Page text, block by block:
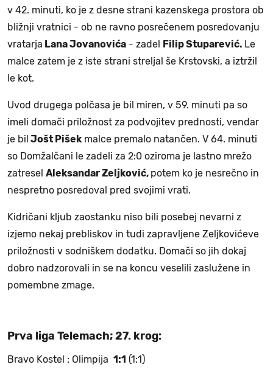
v 42. minuti, ko je z desne strani kazenskega prostora ob
bližnji vratnici - ob ne ravno posrečenem posredovanju
vratarja Lana Jovanovića - zadel Filip Stuparević. Le
malce zatem je z iste strani streljal še Krstovski, a iztržil
le kot.
Uvod drugega polčasa je bil miren, v 59. minuti pa so
imeli domači priložnost za podvojitev prednosti, vendar
je bil Jošt Pišekmalce premalo natančen. V 64. minuti
so Domžalčani le zadeli za 2:0 oziroma je lastno mrežo
zatresel Aleksandar Zeljković, potem ko je nesrečno in
nespretno posredoval pred svojimi vrati.
Kidričani kljub zaostanku niso bili posebej nevarni z
izjemo nekaj prebliskov in tudi zapravljene Zeljkovićeve
priložnosti v sodniškem dodatku. Domači so jih dokaj
dobro nadzorovali in se na koncu veselili zaslužene in
pomembne zmage.
Prva liga Telemach; 27. krog:
Bravo Kostel : Olimpija 1:1 (1:1)